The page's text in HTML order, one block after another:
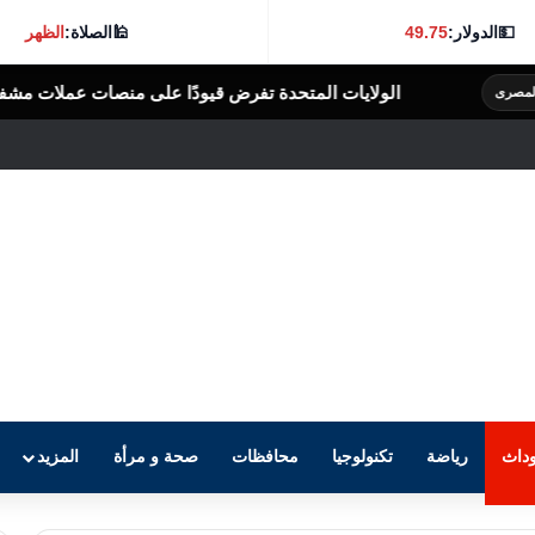
💵الدولار:49.75
🕌الصلاة:الظهر
المتحدة تفرض قيودًا على منصات عملات مشفرة بدعوى دعم جهات
رياضة تكنولوجيا محافظات صحة و مرأة المزيد